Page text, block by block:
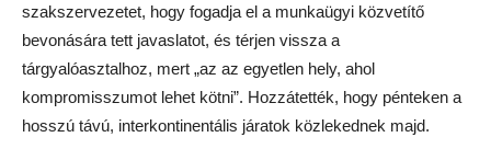
szakszervezetet, hogy fogadja el a munkaügyi közvetítő
bevonására tett javaslatot, és térjen vissza a
tárgyalóasztalhoz, mert „az az egyetlen hely, ahol
kompromisszumot lehet kötni”. Hozzátették, hogy pénteken a
hosszú távú, interkontinentális járatok közlekednek majd.